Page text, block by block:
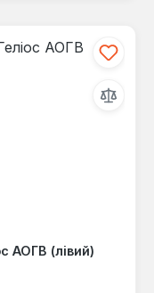
АОГВ (лівий)